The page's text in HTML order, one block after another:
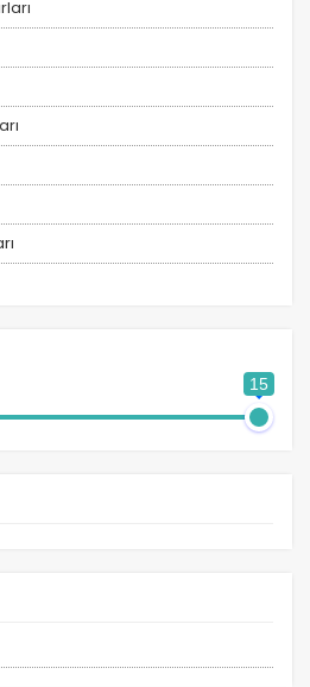
uygun reklamlar göstermek
reklamları görmeye devam
az alakalı olabilirler.
Turları
15